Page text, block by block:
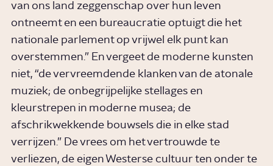
van ons land zeggenschap over hun leven
ontneemt en een bureaucratie optuigt die het
nationale parlement op vrijwel elk punt kan
overstemmen.” En vergeet de moderne kunsten
niet, “de vervreemdende klanken van de atonale
muziek; de onbegrijpelijke stellages en
kleurstrepen in moderne musea; de
afschrikwekkende bouwsels die in elke stad
verrijzen.” De vrees om het vertrouwde te
verliezen, de eigen Westerse cultuur ten onder te